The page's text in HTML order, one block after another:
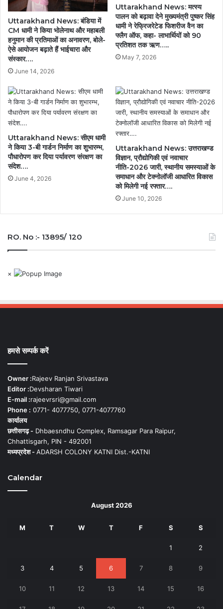
Uttarakhand News: बंडिया में
CM धामी ने किया भोलेनाथ और महाबली
हनुमान की प्रतिमाओं का अनावरण, बोले-
ऐसे आयोजन बढ़ाते हैं भाईचारा और
संस्कार….
June 14, 2026
Uttarakhand News: मत्स्य
पालन को बढ़ावा देने मुख्यमंत्री पुष्कर सिंह
धामी ने रेफ्रिजरेटेड फिशरीज वैन का
फ्लैग ऑफ, कहा- लाभार्थियों को 90
प्रतिशत तक ऋण…..
May 7, 2026
Uttarakhand News: सीएम धामी
ने किया 3-बी गार्डन निर्माण का शुभारम्भ,
पौधारोपण कर दिया पर्यावरण संरक्षण का
संदेश….
June 4, 2026
Uttarakhand News: उत्तराखण्ड
विज्ञान, प्रौद्योगिकी एवं नवाचार
नीति-2026 जारी, स्थानीय समस्याओं के
समाधान और टेक्नोलॉजी आधारित विकास
को मिलेगी नई रफ्तार….
June 10, 2026
RO. No :- 13895/ 120
×
हमसे सम्पर्क करें
Owner :Rajeev Ranjan Srivastava
Editor :Devsharan Tiwari
E-mail :rajeevrsri@gmail.com
Phone : 0771- 4077750, 0771-4077760
कार्यालय
छत्तीसगढ़ - Dhbaesndhu Complex, Ramsagar Para Raipur,
Chhattisgarh, PIN - 492001
मध्यप्रदेश -ADARSH COLONY KATNI Dist.-KATNI
Calendar
August 2026
M T W T F S S
1 2
3 4 5 6 7 8 9
10 11 12 13 14 15 16